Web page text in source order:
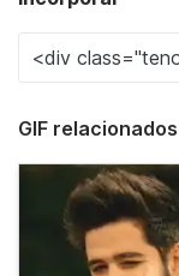
GIF relacionados